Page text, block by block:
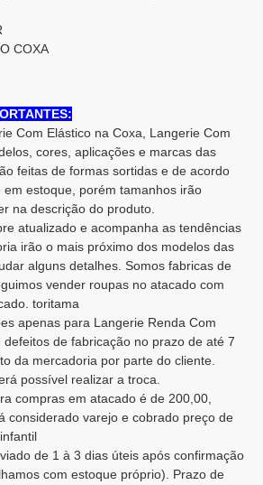
COXA
Com Elástico na Coxa, Langerie Com
cores, aplicações e marcas das
feitas de formas sortidas e de acordo
em estoque, porém tamanhos irão
na descrição do produto.
atualizado e acompanha as tendências
irão o mais próximo dos modelos das
alguns detalhes. Somos fabricas de
vender roupas no atacado com
toritama
apenas para Langerie Renda Com
defeitos de fabricação no prazo de até 7
da mercadoria por parte do cliente.
possível realizar a troca.
compras em atacado é de 200,00,
considerado varejo e cobrado preço de
de 1 à 3 dias úteis após confirmação
com estoque próprio). Prazo de